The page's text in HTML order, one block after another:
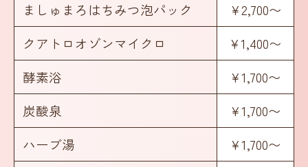
ましゅまろはちみつ泡パック
¥2,700〜
クアトロオゾンマイクロ
¥1,400〜
酵素浴
¥1,700〜
炭酸泉
¥1,700〜
ハーブ湯
¥1,700〜